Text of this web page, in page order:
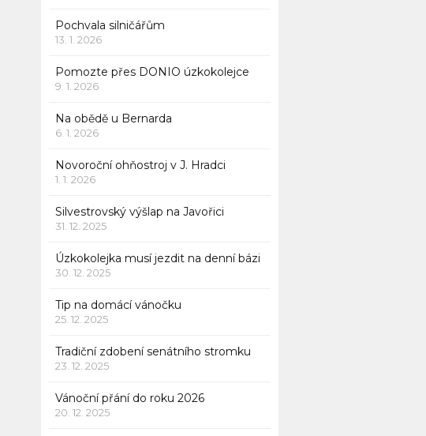
Pochvala silničářům
13. 1. 2026
Pomozte přes DONIO úzkokolejce
9. 1. 2026
Na obědě u Bernarda
6. 1. 2026
Novoroční ohňostroj v J. Hradci
1. 1. 2026
Silvestrovský výšlap na Javořici
31. 12. 2025
Úzkokolejka musí jezdit na denní bázi
30. 12. 2025
Tip na domácí vánočku
25. 12. 2025
Tradiční zdobení senátního stromku
23. 12. 2025
Vánoční přání do roku 2026
20. 12. 2025